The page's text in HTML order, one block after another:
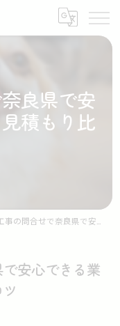
良県で安
積もり比
せで奈良県で安心できる業者選びと見積もり比較のコツ
安心できる業